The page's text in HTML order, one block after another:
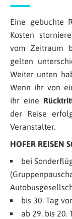
Eine gebuchte
Kosten
vom Zeitraum
gelten
Weiter unten
Wenn ihr von
ihr eine
der Reise
Veranstalter.
HOFER REISEN
bei
bis 30. Tag
ab 29. bis 20.